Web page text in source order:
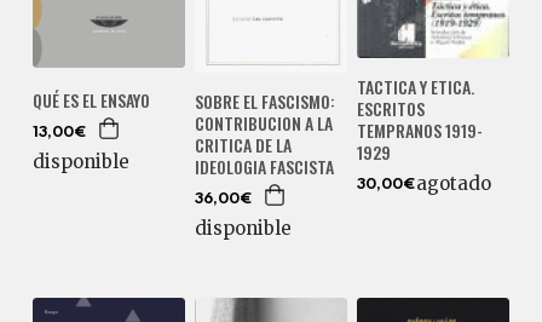
QUÉ ES EL ENSAYO
13,00€
disponible
SOBRE EL FASCISMO:
CONTRIBUCION A LA
CRITICA DE LA
IDEOLOGIA FASCISTA
36,00€
disponible
TACTICA Y ETICA.
ESCRITOS
TEMPRANOS 1919-
1929
30,00€agotado